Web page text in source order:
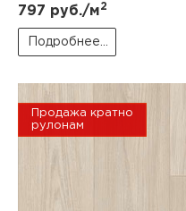
797 руб./м2
Подробнее...
Продажа кратно
рулонам